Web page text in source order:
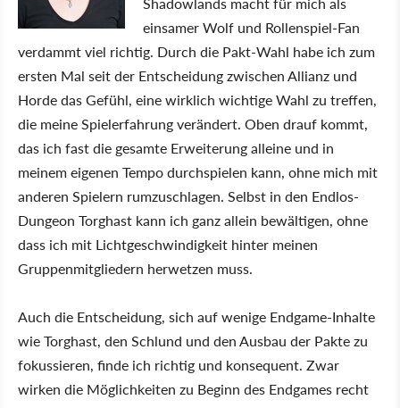
einsamer Wolf und Rollenspiel-Fan
verdammt viel richtig. Durch die Pakt-Wahl habe ich zum
ersten Mal seit der Entscheidung zwischen Allianz und
Horde das Gefühl, eine wirklich wichtige Wahl zu treffen,
die meine Spielerfahrung verändert. Oben drauf kommt,
das ich fast die gesamte Erweiterung alleine und in
meinem eigenen Tempo durchspielen kann, ohne mich mit
anderen Spielern rumzuschlagen. Selbst in den Endlos-
Dungeon Torghast kann ich ganz allein bewältigen, ohne
dass ich mit Lichtgeschwindigkeit hinter meinen
Gruppenmitgliedern herwetzen muss.
Auch die Entscheidung, sich auf wenige Endgame-Inhalte
wie Torghast, den Schlund und den Ausbau der Pakte zu
fokussieren, finde ich richtig und konsequent. Zwar
wirken die Möglichkeiten zu Beginn des Endgames recht